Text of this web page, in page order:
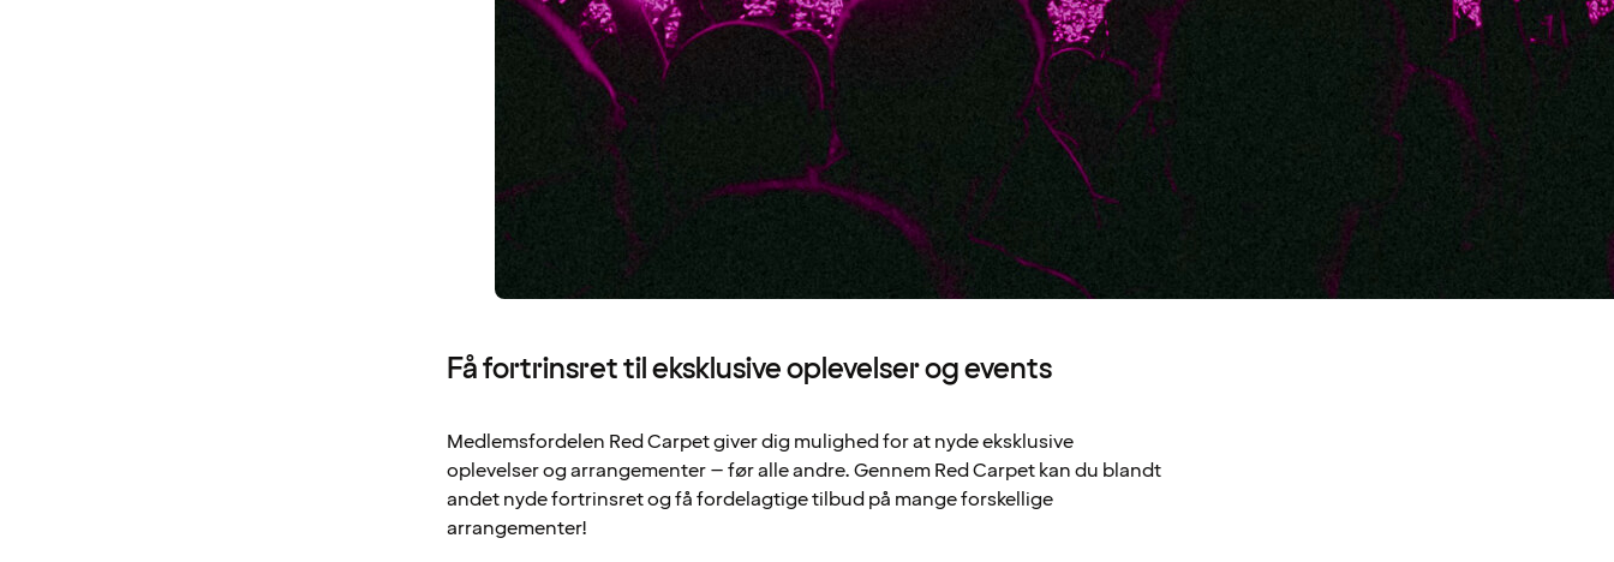
Få fortrinsret til eksklusive oplevelser og events
Medlemsfordelen Red Carpet giver dig mulighed for at nyde eksklusive
oplevelser og arrangementer – før alle andre. Gennem Red Carpet kan du blandt
andet nyde fortrinsret og få fordelagtige tilbud på mange forskellige
arrangementer!